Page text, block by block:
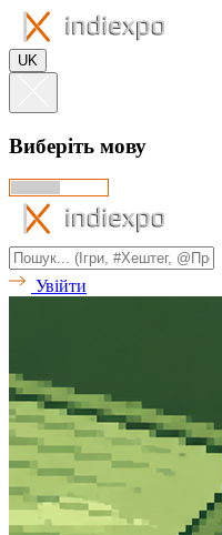
UK
Виберіть мову
Увійти